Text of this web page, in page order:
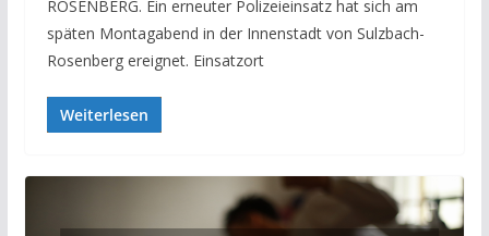
ROSENBERG. Ein erneuter Polizeieinsatz hat sich am
späten Montagabend in der Innenstadt von Sulzbach-
Rosenberg ereignet. Einsatzort
Weiterlesen